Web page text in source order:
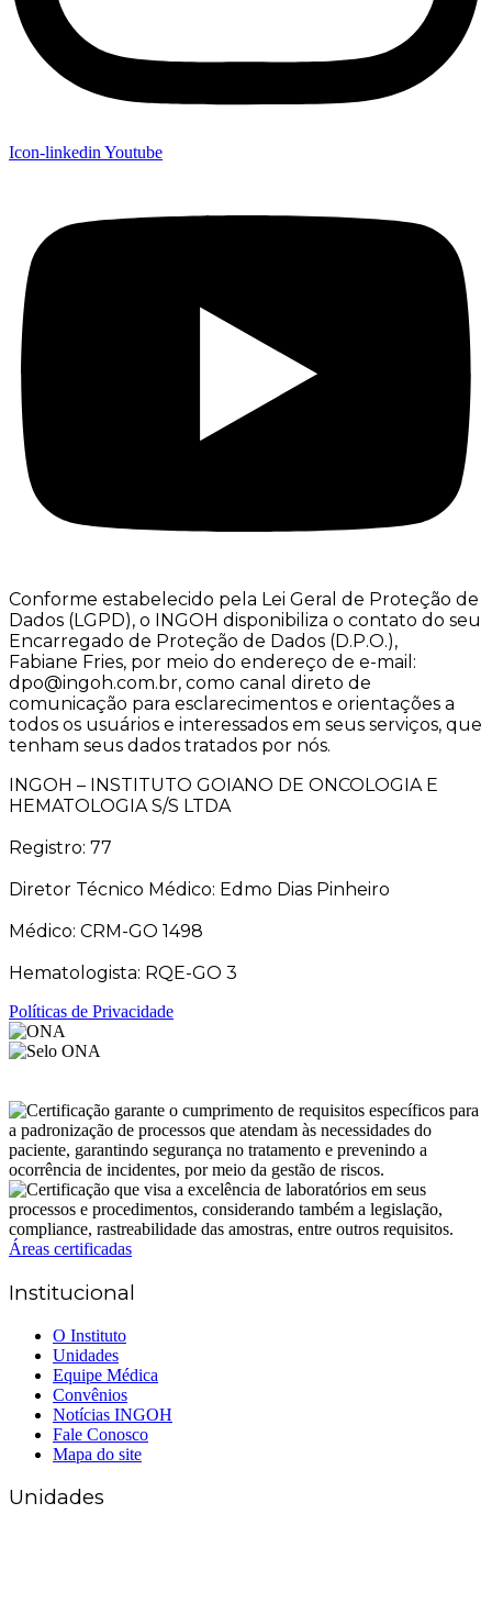
Icon-linkedin Youtube
Conforme estabelecido pela Lei Geral de Proteção de
Dados (LGPD), o INGOH disponibiliza o contato do seu
Encarregado de Proteção de Dados (D.P.O.),
Fabiane Fries, por meio do endereço de e-mail:
dpo@ingoh.com.br, como canal direto de
comunicação para esclarecimentos e orientações a
todos os usuários e interessados em seus serviços, que
tenham seus dados tratados por nós.
INGOH – INSTITUTO GOIANO DE ONCOLOGIA E
HEMATOLOGIA S/S LTDA
Registro: 77
Diretor Técnico Médico: Edmo Dias Pinheiro
Médico: CRM-GO 1498
Hematologista: RQE-GO 3
Políticas de Privacidade
Áreas certificadas
Institucional
O Instituto
Unidades
Equipe Médica
Convênios
Notícias INGOH
Fale Conosco
Mapa do site
Unidades